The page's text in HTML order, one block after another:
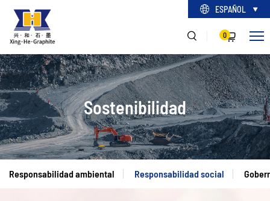
ESPAÑOL
0
Sostenibilidad
Responsabilidad ambiental Responsabilidad social